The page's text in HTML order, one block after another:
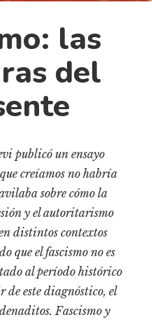
las
del
publicó un ensayo
creíamos no habría
sobre cómo la
y el autoritarismo
distintos contextos
que el fascismo no es
al período histórico
este diagnóstico, el
Fascismo y